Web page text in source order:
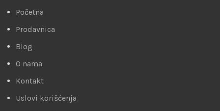
Početna
Prodavnica
Blog
O nama
Kontakt
Uslovi korišćenja